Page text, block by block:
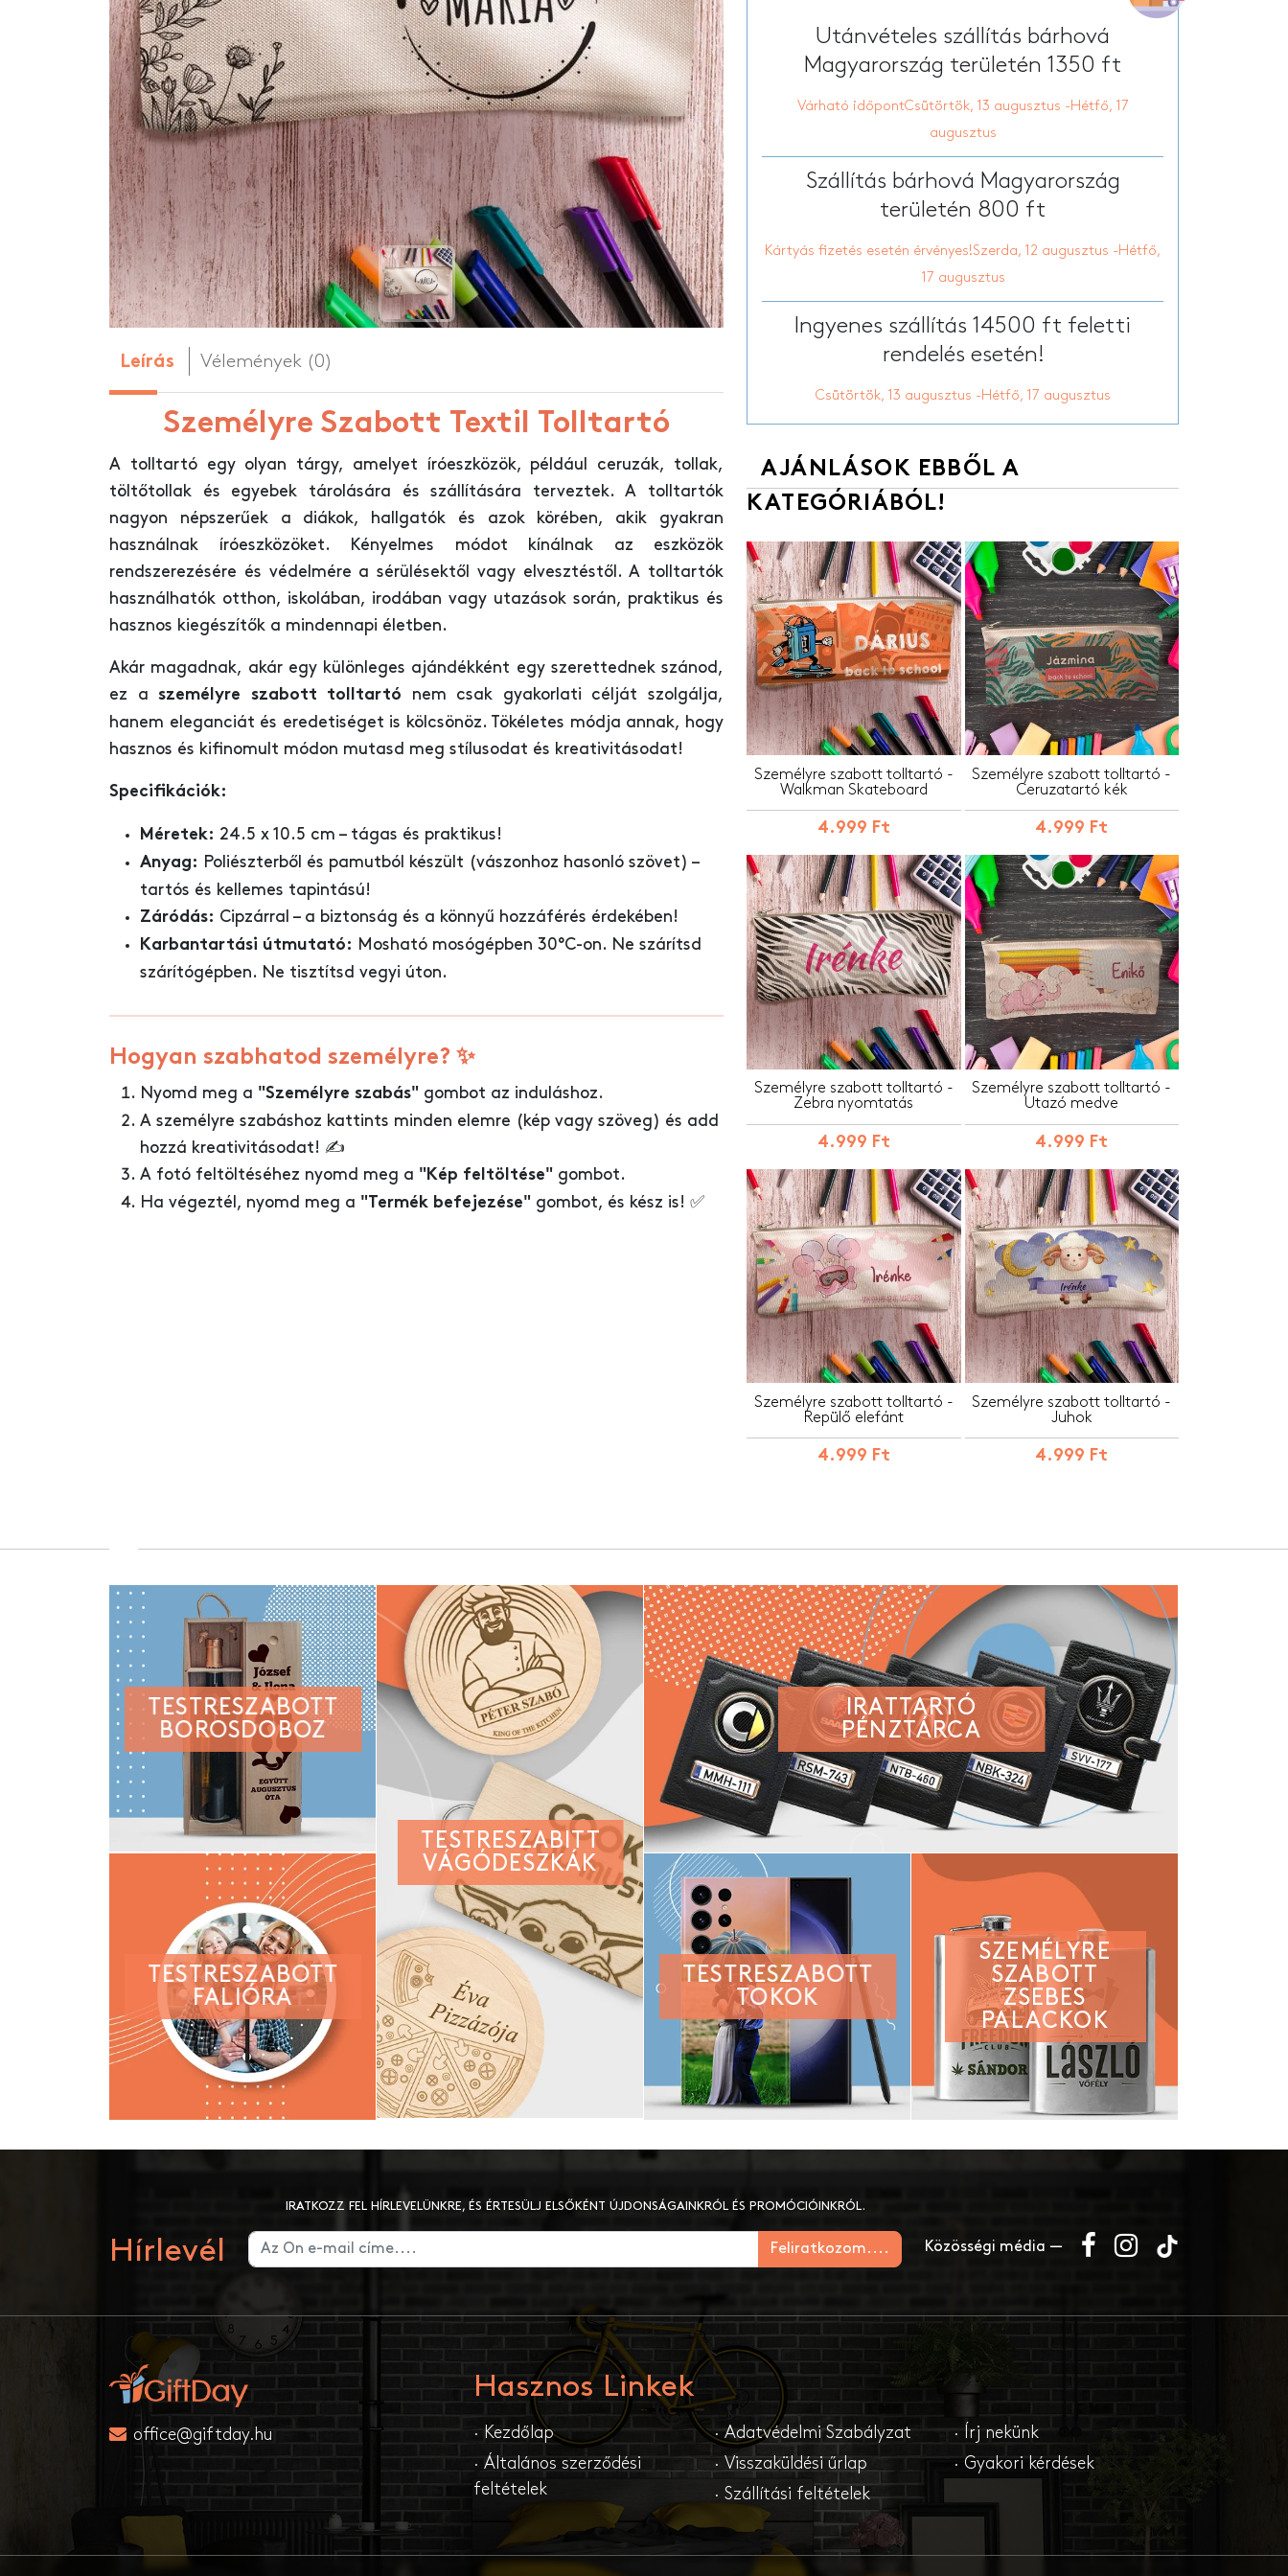
Személyre szabott sporttáska
Személyre szabott hátizsákok
HOT
Személyre szabott tolltartó
HOT
Személyre szabott párnák
Személyre szabott nyári papucs
Leírás Vélemények (0)
Személyre Szabott Textil Tolltartó
A tolltartó egy olyan tárgy, amelyet íróeszközök, például ceruzák, tollak,
töltőtollak és egyebek tárolására és szállítására terveztek. A tolltartók
nagyon népszerűek a diákok, hallgatók és azok körében, akik gyakran
használnak íróeszközöket. Kényelmes módot kínálnak az eszközök
rendszerezésére és védelmére a sérülésektől vagy elvesztéstől. A tolltartók
használhatók otthon, iskolában, irodában vagy utazások során, praktikus és
hasznos kiegészítők a mindennapi életben.
Akár magadnak, akár egy különleges ajándékként egy szerettednek szánod,
ez aszemélyre szabott tolltartó nem csak gyakorlati célját szolgálja,
hanem eleganciát és eredetiséget is kölcsönöz. Tökéletes módja annak, hogy
hasznos és kifinomult módon mutasd meg stílusodat és kreativitásodat!
Specifikációk:
Méretek: 24.5 x 10.5 cm – tágas és praktikus!
Anyag:
Poliészterből és pamutból készült (vászonhoz hasonló szövet) –
tartós és kellemes tapintású!
Záródás: Cipzárral – a biztonság és a könnyű hozzáférés érdekében!
Karbantartási útmutató:
Mosható mosógépben 30°C-on. Ne szárítsd
szárítógépben. Ne tisztítsd vegyi úton.
Hogyan szabhatod személyre? ✨
Nyomd meg a "Személyre szabás" gombot az induláshoz.
A személyre szabáshoz kattints minden elemre (kép vagy szöveg) és add
hozzá kreativitásodat! ✍️
A fotó feltöltéséhez nyomd meg a "Kép feltöltése" gombot.
Ha végeztél, nyomd meg a "Termék befejezése" gombot, és kész is! ✅
Utánvételes szállítás bárhová
Magyarország területén 1350 ft
Várható időpontCsütörtök, 13 augusztus -Hétfő, 17
augusztus
Szállítás bárhová Magyarország
területén 800 ft
Kártyás fizetés esetén érvényes!Szerda, 12 augusztus -Hétfő,
17 augusztus
Ingyenes szállítás 14500 ft feletti
rendelés esetén!
Csütörtök, 13 augusztus -Hétfő, 17 augusztus
AJÁNLÁSOK EBBŐL A
KATEGÓRIÁBÓL!
Személyre szabott tolltartó -
Walkman Skateboard
4.999 Ft
Személyre szabott tolltartó -
Ceruzatartó kék
4.999 Ft
Személyre szabott tolltartó -
Zebra nyomtatás
4.999 Ft
Személyre szabott tolltartó -
Utazó medve
4.999 Ft
Személyre szabott tolltartó -
Repülő elefánt
4.999 Ft
Személyre szabott tolltartó -
Juhok
4.999 Ft
TESTRESZABOTT
BOROSDOBOZ
TESTRESZABITT
VÁGÓDESZKÁK
IRATTARTÓ
PÉNZTÁRCA
TESTRESZABOTT
FALIÓRA
TESTRESZABOTT
TOKOK
SZEMÉLYRE
SZABOTT
ZSEBES
PALACKOK
Hírlevél
IRATKOZZ FEL HÍRLEVELÜNKRE, ÉS ÉRTESÜLJ ELSŐKÉNT ÚJDONSÁGAINKRÓL ÉS PROMÓCIÓINKRÓL.
Feliratkozom.... Közösségi média —
office@giftday.hu
Hasznos Linkek
· Kezdőlap
· Általános szerződési
feltételek
· Adatvédelmi Szabályzat
· Visszaküldési űrlap
· Szállítási feltételek
· Írj nekünk
· Gyakori kérdések